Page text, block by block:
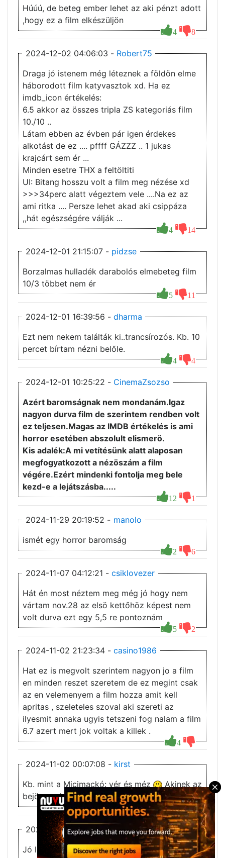
×
4 8
Húúú, de beteg ember lehet az aki pénzt adott
,hogy ez a film elkészüljön
2024-12-02 04:06:03 - Robert75
4 14
Draga jó istenem még léteznek a földön elme
háborodott film katyvasztok xd. Ha ez
imdb_icon értékelés:
6.5 akkor az összes tripla ZS kategoriás film
10./10 ..
Látam ebben az évben pár igen érdekes
alkotást de ez .... pffff GÁZZZ .. 1 jukas
krajcárt sem ér ...
Minden esetre THX a feltöltiti
UI: Bitang hosszu volt a film meg nézése xd
>>>34perc alatt végeztem vele ....Na ez az
ami ritka .... Persze lehet akad aki csippáza
,,hát egészségére válják ...
2024-12-01 21:15:07 - pidzse
5 11
Borzalmas hulladék darabolós elmebeteg film
10/3 többet nem ér
2024-12-01 16:39:56 - dharma
4 4
Ezt nem nekem találták ki..trancsírozós. Kb. 10
percet bírtam nézni belőle.
2024-12-01 10:25:22 - CinemaZsozso
12 1
Azért baromságnak nem mondanám.Igaz
nagyon durva film de szerintem rendben volt
ez teljesen.Magas az IMDB értékelés is ami
horror esetében abszolult elismerö.
Kis adalék:A mi vetítésünk alatt alaposan
megfogyatkozott a nézöszám a film
végére.Ezért mindenki fontolja meg bele
kezd-e a lejátszásba.....
2024-11-29 20:19:52 - manolo
2 6
ismét egy horror baromság
2024-11-07 04:12:21 - csiklovezer
5 2
Hát én most néztem meg még jó hogy nem
vártam nov.28 az elsö kettőhöz képest nem
volt durva ezt egy 5,5 re pontoznám
2024-11-02 21:23:34 - casino1986
4
Hat ez is megvolt szerintem nagyon jo a film
en minden reszet szeretem de ez megint csak
az en velemenyem a film hozza amit kell
apritas , szeleteles szoval aki szereti az
ilyesmit annaka ugyis tetszeni fog nalam a film
6.7 azert mert jok voltak a killek .
2024-11-02 00:07:08 - kirst
5 2
Kb. mint a Micimackó: vér és méz
Akinek az
bejön, ez is tetszeni fog!
2024-10-20 09:19:17 -Movieman
Jó lenne ez.. Ha vinnének bele kis minőséget